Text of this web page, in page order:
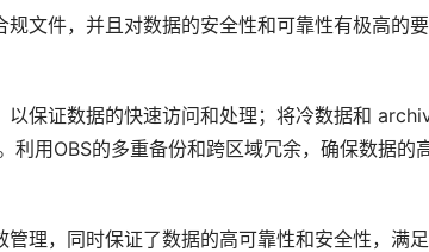
文件，并且对数据的安全性和可靠性有极高的要
保证数据的快速访问和处理；将冷数据和
用OBS的多重备份和跨区域冗余，确保数据的
理，同时保证了数据的高可靠性和安全性，满